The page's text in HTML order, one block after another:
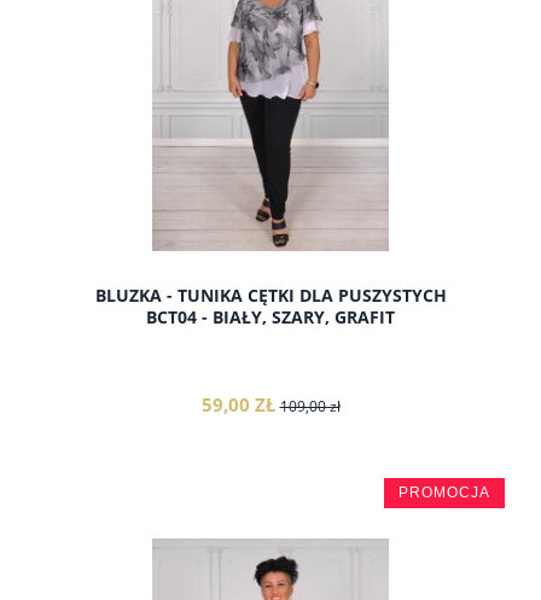
BLUZKA - TUNIKA CĘTKI DLA PUSZYSTYCH
BCT04 - BIAŁY, SZARY, GRAFIT
59,00 ZŁ 109,00 zł
do koszyka
PROMOCJA